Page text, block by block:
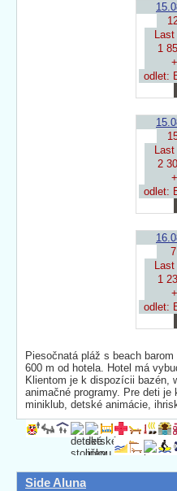
1
odlet:
2
odlet:
1
odlet:
Piesočnatá pláž s beach
600 m od hotela. Hotel má
Klientom je k dispozícii bazén,
animačné programy. Pre deti
miniklub, detské animácie,
Side Aluna